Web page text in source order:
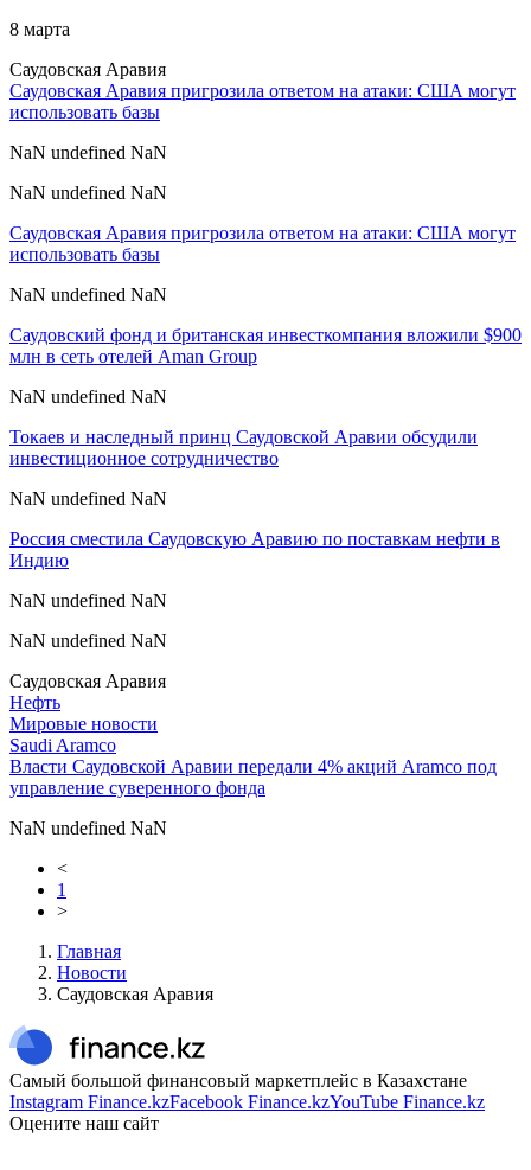
8 марта
Саудовская Аравия
Саудовская Аравия пригрозила ответом на атаки: США могут
использовать базы
NaN undefined NaN
NaN undefined NaN
Саудовская Аравия пригрозила ответом на атаки: США могут
использовать базы
NaN undefined NaN
Саудовский фонд и британская инвесткомпания вложили $900
млн в сеть отелей Aman Group
NaN undefined NaN
Токаев и наследный принц Саудовской Аравии обсудили
инвестиционное сотрудничество
NaN undefined NaN
Россия сместила Саудовскую Аравию по поставкам нефти в
Индию
NaN undefined NaN
NaN undefined NaN
Саудовская Аравия
Нефть
Мировые новости
Saudi Aramco
Власти Саудовской Аравии передали 4% акций Aramco под
управление суверенного фонда
NaN undefined NaN
<
1
>
Главная
Новости
Саудовская Аравия
Самый большой финансовый маркетплейс в Казахстане
Instagram Finance.kzFacebook Finance.kzYouTube Finance.kz
Оцените наш сайт